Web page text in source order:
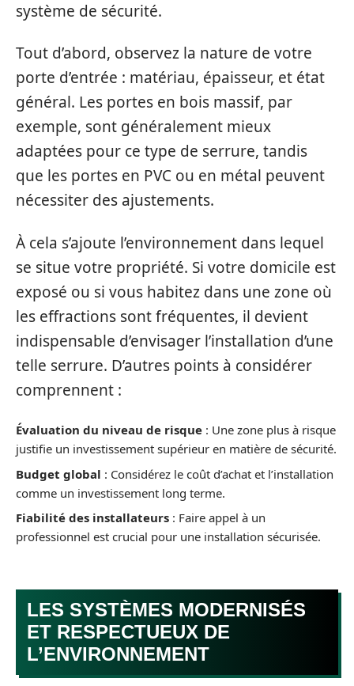
système de sécurité.
Tout d’abord, observez la nature de votre
porte d’entrée : matériau, épaisseur, et état
général. Les portes en bois massif, par
exemple, sont généralement mieux
adaptées pour ce type de serrure, tandis
que les portes en PVC ou en métal peuvent
nécessiter des ajustements.
À cela s’ajoute l’environnement dans lequel
se situe votre propriété. Si votre domicile est
exposé ou si vous habitez dans une zone où
les effractions sont fréquentes, il devient
indispensable d’envisager l’installation d’une
telle serrure. D’autres points à considérer
comprennent :
Évaluation du niveau de risque : Une zone plus à risque
justifie un investissement supérieur en matière de sécurité.
Budget global : Considérez le coût d’achat et l’installation
comme un investissement long terme.
Fiabilité des installateurs : Faire appel à un
professionnel est crucial pour une installation sécurisée.
LES SYSTÈMES MODERNISÉS
ET RESPECTUEUX DE
L’ENVIRONNEMENT